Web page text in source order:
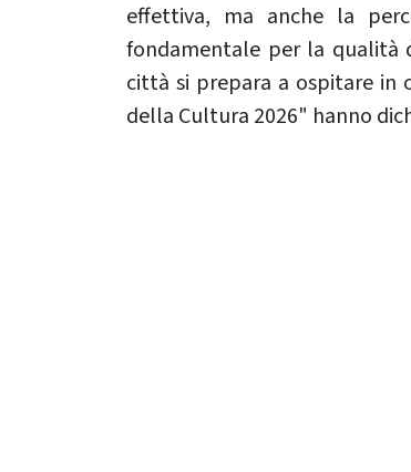
effettiva, ma anche la
fondamentale per la qualità
città si prepara a ospitare in
della Cultura 2026" hanno